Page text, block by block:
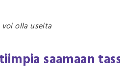
olla useita
saamaan